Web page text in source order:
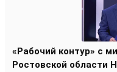
«Рабочий контур» с
Ростовской области